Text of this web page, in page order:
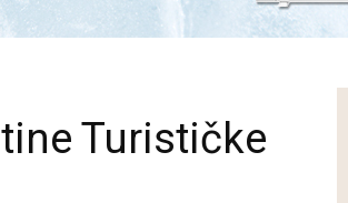
Turističke